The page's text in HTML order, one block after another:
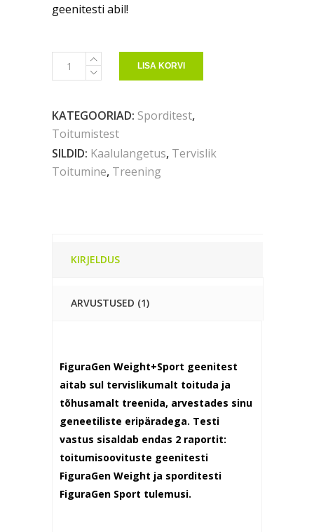
geenitesti abil!
LISA KORVI
KATEGOORIAD: Sporditest,
Toitumistest
SILDID: Kaalulangetus, Tervislik
Toitumine, Treening
KIRJELDUS
ARVUSTUSED (1)
FiguraGen Weight+Sport geenitest
aitab sul tervislikumalt toituda ja
tõhusamalt treenida, arvestades sinu
geneetiliste eripäradega. Testi
vastus sisaldab endas 2 raportit:
toitumisoovituste geenitesti
FiguraGen Weight ja sporditesti
FiguraGen Sport tulemusi.